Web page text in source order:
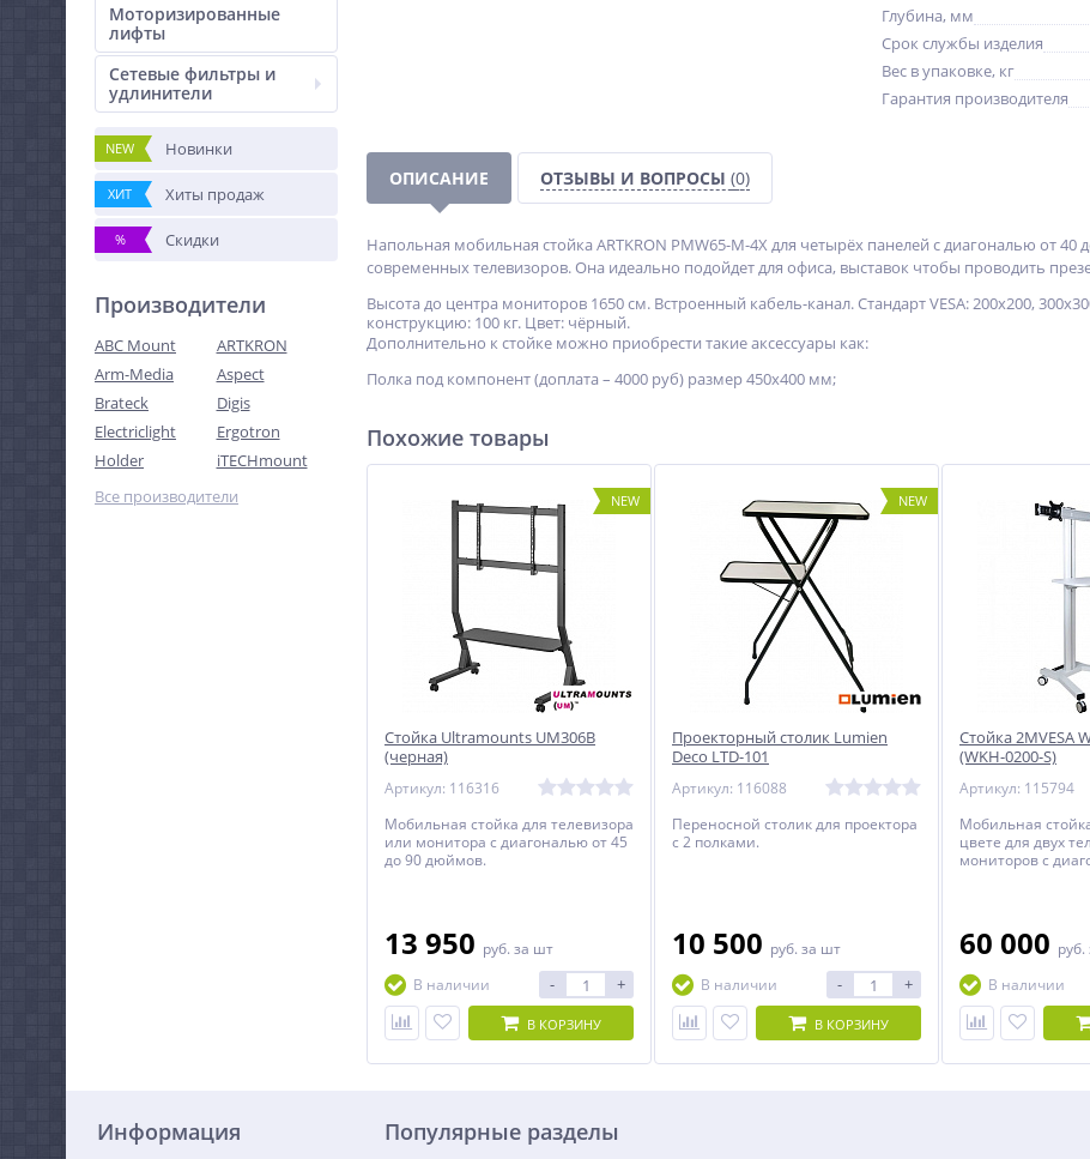
Моторизированные
лифты
Сетевые фильтры и
удлинители
NEW Новинки
ХИТ Хиты продаж
% Скидки
Производители
ABC Mount
ARTKRON
Arm-Media
Aspect
Brateck
Digis
Electriclight
Ergotron
Holder
iTECHmount
Все производители
Глубина, мм
Срок службы изделия
Вес в упаковке, кг
Гарантия производителя
ОПИСАНИЕ ОТЗЫВЫ И ВОПРОСЫ (0)
Напольная мобильная стойка ARTKRON PMW65-M-4X для четырёх панелей с диагональю от 40
современных телевизоров. Она идеально подойдет для офиса, выставок чтобы проводить
Высота до центра мониторов 1650 см. Встроенный кабель-канал. Стандарт VESA: 200х200,
конструкцию: 100 кг. Цвет: чёрный.
Дополнительно к стойке можно приобрести такие аксессуары как:
Полка под компонент (доплата – 4000 руб) размер 450x400 мм;
Похожие товары
NEW
Стойка Ultramounts UM306B
(черная)
Артикул: 116316
Мобильная стойка для телевизора
или монитора с диагональю от 45
до 90 дюймов.
13 950 руб. за шт
В наличии
- +
В КОРЗИНУ
NEW
Проекторный столик Lumien
Deco LTD-101
Артикул: 116088
Переносной столик для проектора
с 2 полками.
10 500 руб. за шт
В наличии
- +
В КОРЗИНУ
Стойка 2MVESA
(WKH-0200-S)
Артикул: 115794
Мобильная
цвете для двух
мониторов с
60 000 руб.
В наличии
Информация Популярные разделы